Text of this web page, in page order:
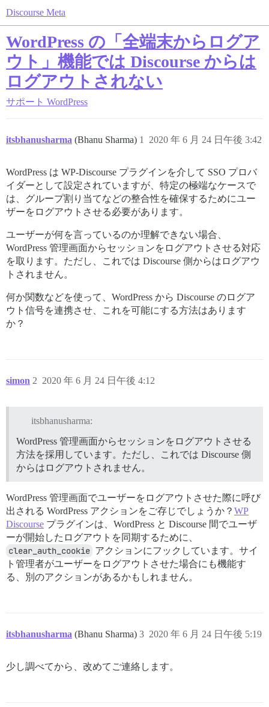
Discourse Meta
WordPress の「全端末からログア
ウト」機能では Discourse からは
ログアウトされない
サポート WordPress
itsbhanusharma (Bhanu Sharma) 2020 年 6 月 24 日午後 3:42
1
WordPress は WP-Discourse プラグインを介して SSO プロバ
イダーとして設定されていますが、特定の極端なケースで
は、グループ割り当てなどの整合性を確保するためにユー
ザーをログアウトさせる必要があります。
ユーザーが何を言っているのか理解できない場合、
WordPress 管理画面からセッションをログアウトさせる対応
を取ります。ただし、これでは Discourse 側からはログアウ
トされません。
何か関数などを使って、WordPress から Discourse のログア
ウト信号を連携させ、これを可能にする方法はあります
か？
simon 2020 年 6 月 24 日午後 4:12
2
itsbhanusharma:
WordPress 管理画面からセッションをログアウトさせる
方法を採用しています。ただし、これでは Discourse 側
からはログアウトされません。
WordPress 管理画面でユーザーをログアウトさせた際に呼び
出される WordPress アクションをご存じでしょうか？ WP
Discourse プラグインは、WordPress と Discourse 間でユーザ
ーが開始したログアウトを同期するために、
clear_auth_cookie アクションにフックしています。サイ
ト管理者がユーザーをログアウトさせた場合にも機能す
る、別のアクションがあるかもしれません。
itsbhanusharma (Bhanu Sharma) 2020 年 6 月 24 日午後 5:19
3
少し調べてから、改めてご連絡します。